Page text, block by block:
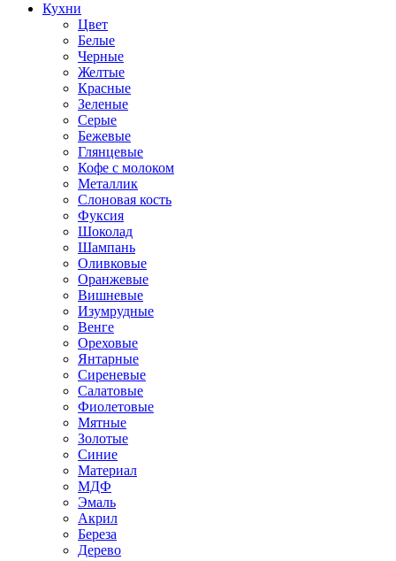
Кухни
Цвет
Белые
Черные
Желтые
Красные
Зеленые
Серые
Бежевые
Глянцевые
Кофе с молоком
Металлик
Слоновая кость
Фуксия
Шоколад
Шампань
Оливковые
Оранжевые
Вишневые
Изумрудные
Венге
Ореховые
Янтарные
Сиреневые
Салатовые
Фиолетовые
Мятные
Золотые
Синие
Материал
МДФ
Эмаль
Акрил
Береза
Дерево